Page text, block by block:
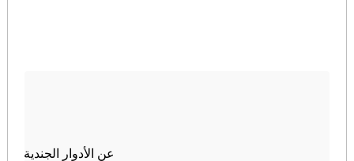
عن الأدوار الجندية